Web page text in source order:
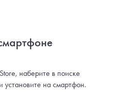
наберите в поиске
установите на смартфон.